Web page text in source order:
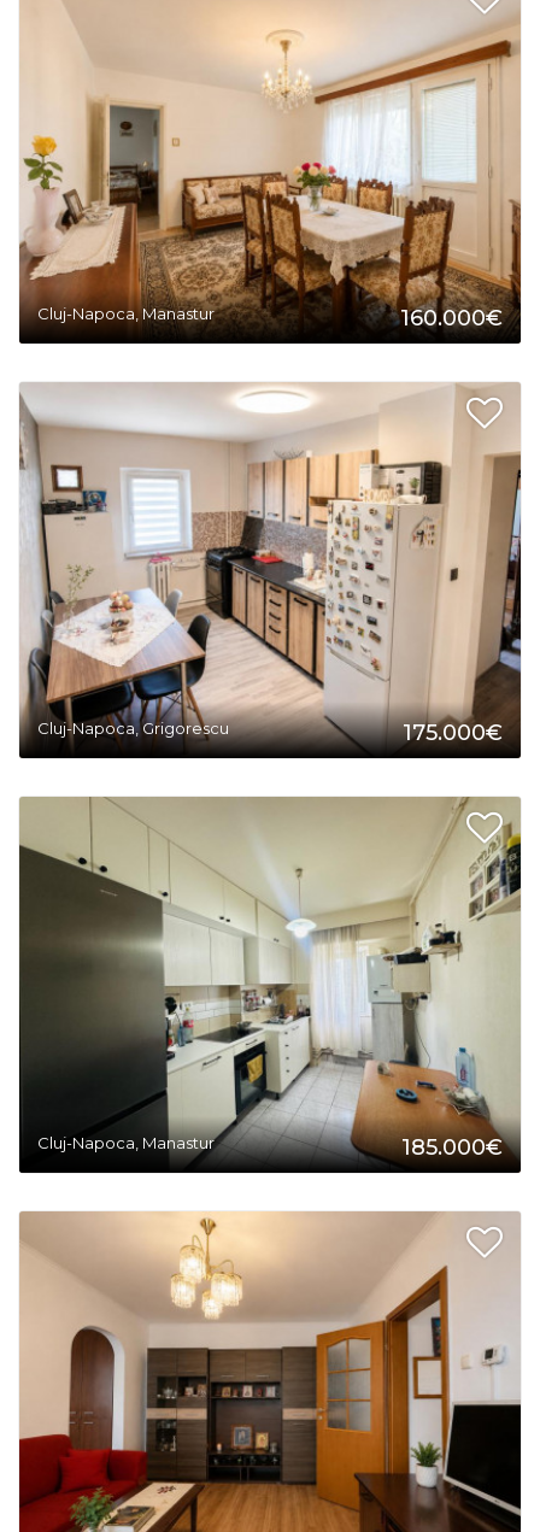
Cluj-Napoca, Manastur 160.000€
Cluj-Napoca, Grigorescu 175.000€
2
Cluj-Napoca, Manastur 185.000€